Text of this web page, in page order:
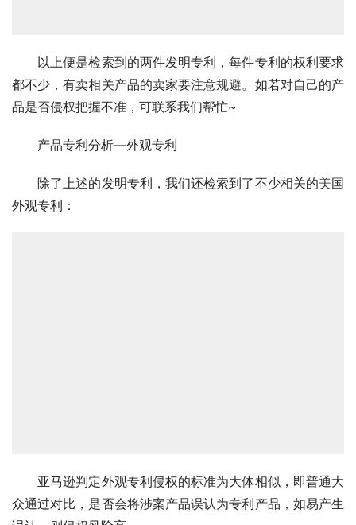
以上便是检索到的两件发明专利，每件专利的权利要求
都不少，有卖相关产品的卖家要注意规避。如若对自己的产
品是否侵权把握不准，可联系我们帮忙~
产品专利分析—外观专利
除了上述的发明专利，我们还检索到了不少相关的美国
外观专利：
亚马逊判定外观专利侵权的标准为大体相似，即普通大
众通过对比，是否会将涉案产品误认为专利产品，如易产生